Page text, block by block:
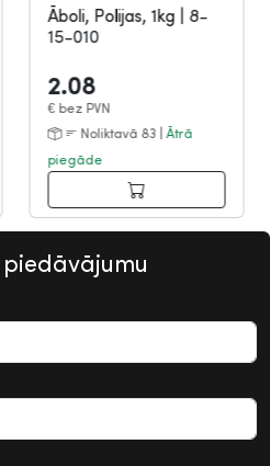
Āboli, Polijas, 1kg |8-
15-010
2.08
€ bez PVN
Noliktavā 83 |Ātrā
piegāde